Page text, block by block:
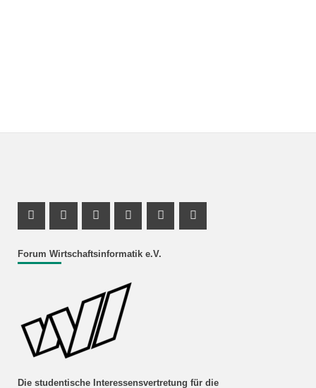
Forum Wirtschaftsinformatik e.V.
Die studentische Interessensvertretung für die
Facebook Profil
Instagram Profil
Facebook Profil
Youtube Profil
Instagram Profil
Youtube Profil